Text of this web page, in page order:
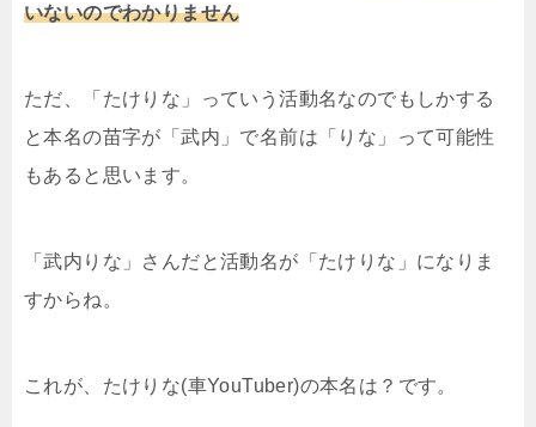
いないのでわかりません
ただ、「たけりな」っていう活動名なのでもしかする
と本名の苗字が「武内」で名前は「りな」って可能性
もあると思います。
「武内りな」さんだと活動名が「たけりな」になりま
すからね。
これが、たけりな(車YouTuber)の本名は？です。